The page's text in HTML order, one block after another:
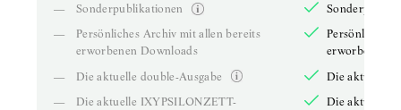
—
Sonderpublikationen
—
Persönliches Archiv mit allen bereits
erworbenen Downloads
—
Die aktuelle double-Ausgabe
—
Die aktuelle IXYPSILONZETT-
Persönliches
erworbenen
Die aktuelle
Die aktuelle